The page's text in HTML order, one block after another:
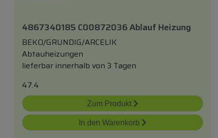
4867340185 C00872036 Ablauf Heizung
BEKO/GRUNDIG/ARCELIK
Abtauheizungen
lieferbar innerhalb von 3 Tagen
47.4
Zum Produkt
In den Warenkorb